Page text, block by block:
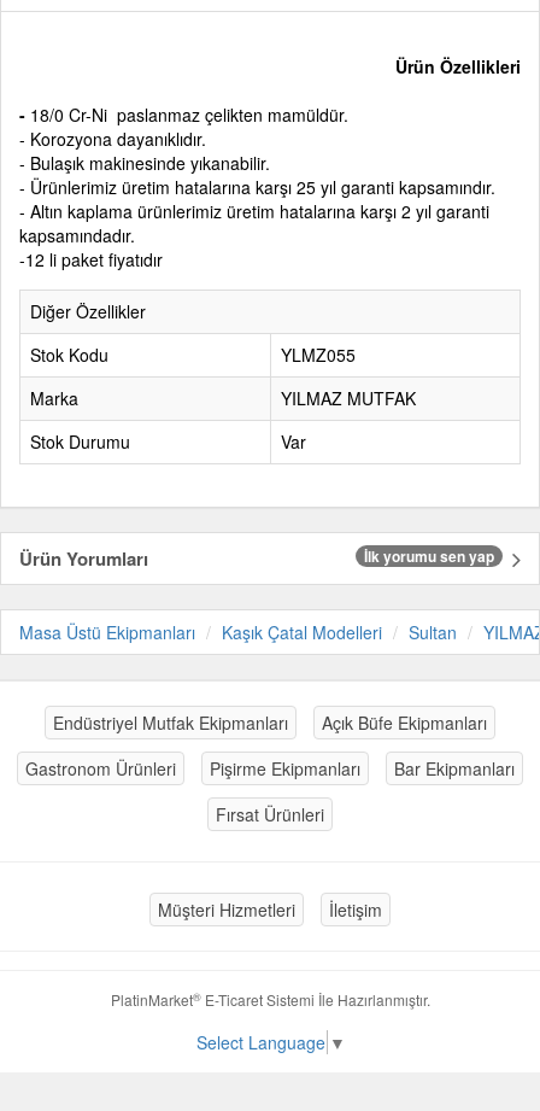
Ürün Özellikleri
- 18/0 Cr-Ni paslanmaz çelikten mamüldür.
- Korozyona dayanıklıdır.
- Bulaşık makinesinde yıkanabilir.
- Ürünlerimiz üretim hatalarına karşı 25 yıl garanti kapsamındır.
- Altın kaplama ürünlerimiz üretim hatalarına karşı 2 yıl garanti
kapsamındadır.
-12 li paket fiyatıdır
Diğer Özellikler
Stok Kodu
YLMZ055
Marka
YILMAZ MUTFAK
Stok Durumu
Var
Ürün Yorumları İlk yorumu sen yap
Masa Üstü Ekipmanları Kaşık Çatal Modelleri Sultan
Endüstriyel Mutfak Ekipmanları
Açık Büfe Ekipmanları
Gastronom Ürünleri
Pişirme Ekipmanları
Bar Ekipmanları
Fırsat Ürünleri
Müşteri Hizmetleri İletişim
PlatinMarket®E-Ticaret Sistemi İle Hazırlanmıştır.
Select Language ▼